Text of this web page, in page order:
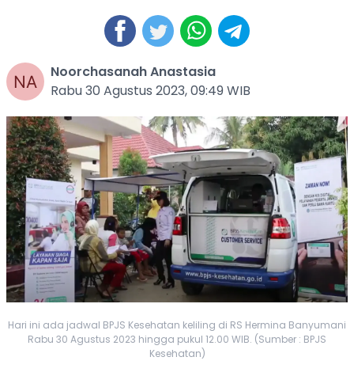
Noorchasanah Anastasia
Rabu 30 Agustus 2023, 09:49 WIB
Hari ini ada jadwal BPJS Kesehatan keliling di RS Hermina Banyumani
Rabu 30 Agustus 2023 hingga pukul 12.00 WIB. (Sumber : BPJS
Kesehatan)